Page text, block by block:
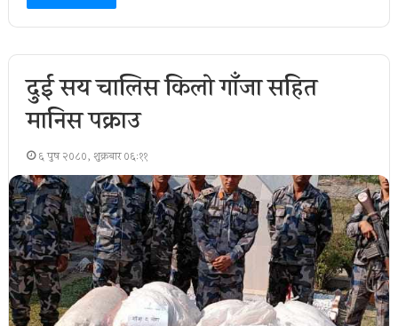
दुई सय चालिस किलो गाँजा सहित
मानिस पक्राउ
६ पुष २०८०, शुक्रबार ०६:११